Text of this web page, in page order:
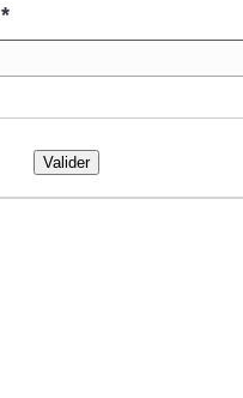
*
Valider